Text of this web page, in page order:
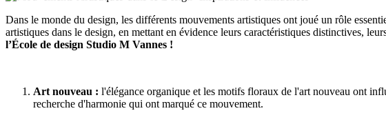
Dans le monde du design, les différents mouvements artistiques ont joué un rôle
artistiques dans le design, en mettant en évidence leurs caractéristiques distinctives,
l’École de design Studio M Vannes !
Art nouveau : l'élégance organique et les motifs floraux de l'art nouveau ont
recherche d'harmonie qui ont marqué ce mouvement.